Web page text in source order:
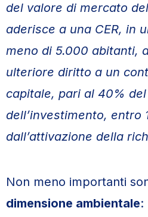
del valore di mercato
aderisce a una CER, in
meno di 5.000 abitanti,
ulteriore diritto a un
capitale, pari al 40%
dell’investimento, entro
dall’attivazione della
Non meno importanti
dimensione ambientale: